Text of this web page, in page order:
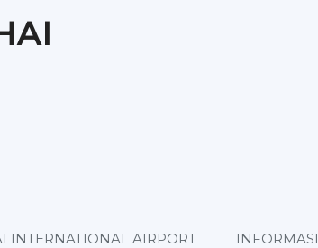
INTERNATIONAL AIRPORT INFORMASI